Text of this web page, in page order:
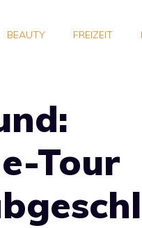
BEAUTY FREIZEIT
Tour